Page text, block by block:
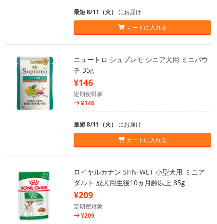
最短 8/11（火） にお届け
カートに入れる
ニュートロ シュプレモ シニア犬用 ミニパウ
チ 35g
¥146
定期便対象
¥146
最短 8/11（火） にお届け
カートに入れる
ロイヤルカナン SHN-WET 小型犬用 ミニア
ダルト 成犬用生後10ヵ月齢以上 85g
¥209
定期便対象
¥209